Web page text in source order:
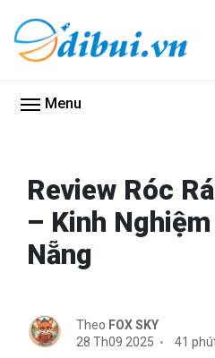
Menu
Review Róc
– Kinh
Nẵng
Theo FOX SKY
28 Th09 2025
41